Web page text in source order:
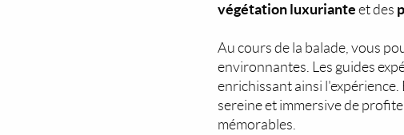
végétation luxuriante et des
Au cours de la balade, vous
environnantes. Les guides
enrichissant ainsi l'expérience.
sereine et immersive de
mémorables.